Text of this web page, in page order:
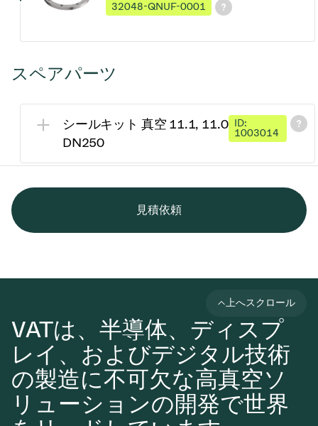
32048-QNUF-0001
スペアパーツ
シールキット 真空 11.1, 11.0
DN250
ID:
1003014
見積依頼
VATは、半導体、ディスプ
レイ、およびデジタル技術
の製造に不可欠な高真空ソ
リューションの開発で世界
上へスクロール